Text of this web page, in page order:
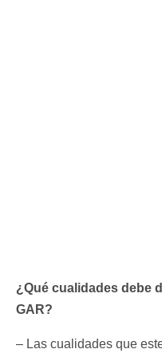
¿Qué cualidades debe
GAR?
– Las cualidades que